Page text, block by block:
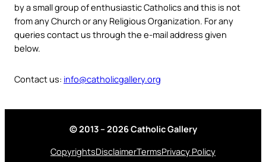
by a small group of enthusiastic Catholics and this is not
from any Church or any Religious Organization. For any
queries contact us through the e-mail address given
below.
Contact us: info@catholicgallery.org
© 2013 – 2026 Catholic Gallery
CopyrightsDisclaimerTermsPrivacy Policy